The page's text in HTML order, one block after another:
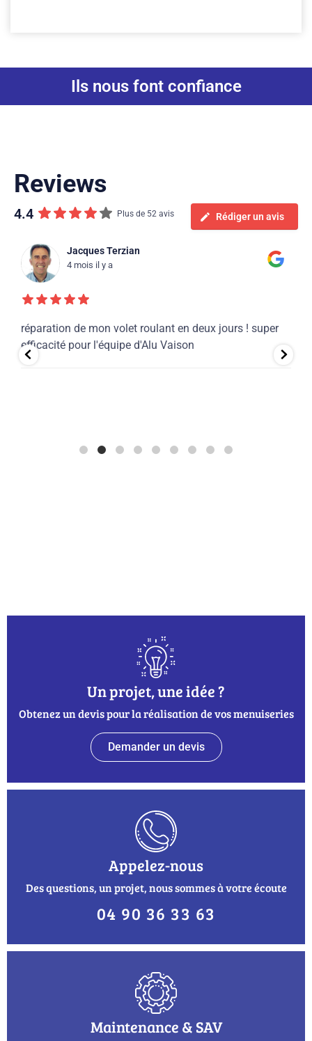
Ils nous font confiance
Reviews
4.4 Plus de 52 avis Rédiger un avis
Jacques Terzian
4 mois il y a
réparation de mon volet roulant en deux jours ! super
efficacité pour l'équipe d'Alu Vaison
Un projet, une idée ?
Obtenez un devis pour la réalisation de vos menuiseries
Demander un devis
Appelez-nous
Des questions, un projet, nous sommes à votre écoute
04 90 36 33 63
Maintenance & SAV